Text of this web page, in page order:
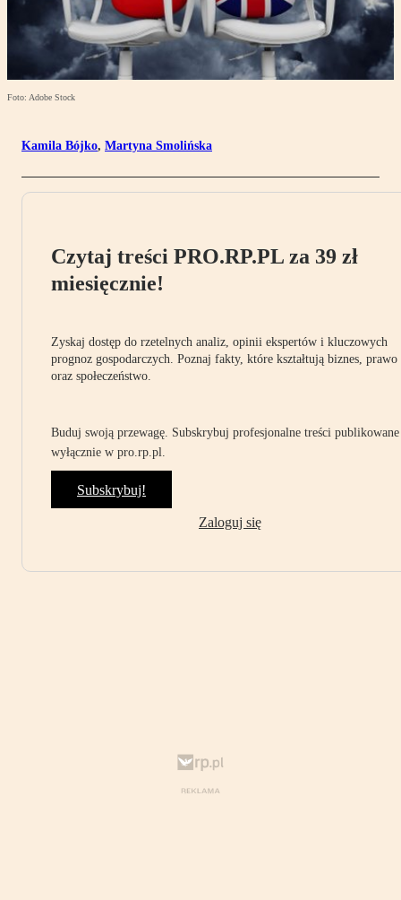
Foto: Adobe Stock
Kamila Bójko, Martyna Smolińska
Czytaj treści PRO.RP.PL za 39 zł
miesięcznie!
Zyskaj dostęp do rzetelnych analiz, opinii ekspertów i kluczowych
prognoz gospodarczych. Poznaj fakty, które kształtują biznes, prawo
oraz społeczeństwo.
Buduj swoją przewagę. Subskrybuj profesjonalne treści publikowane
wyłącznie w pro.rp.pl.
Subskrybuj!
Zaloguj się